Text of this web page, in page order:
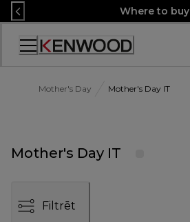
Skip
to
Content
Where to buy
Accessibility
Mother's Day Mother's Day IT
Mother's Day IT
Filtrēt